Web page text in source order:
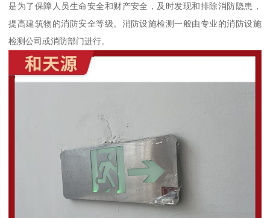
是为了保障人员生命安全和财产安全，及时发现和排除消防隐患，
提高建筑物的消防安全等级。消防设施检测一般由专业的消防设施
检测公司或消防部门进行。